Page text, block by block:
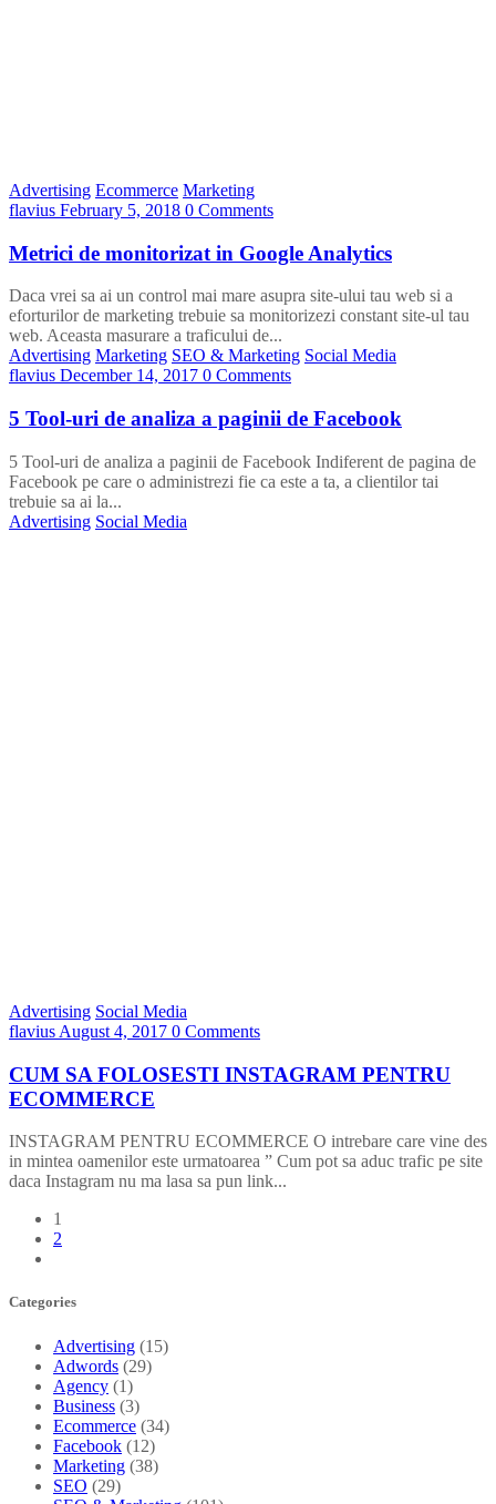
Advertising Ecommerce Marketing
flavius February 5, 2018 0 Comments
Metrici de monitorizat in Google Analytics
Daca vrei sa ai un control mai mare asupra site-ului tau web si a
eforturilor de marketing trebuie sa monitorizezi constant site-ul tau
web. Aceasta masurare a traficului de...
Advertising Marketing SEO & Marketing Social Media
flavius December 14, 2017 0 Comments
5 Tool-uri de analiza a paginii de Facebook
5 Tool-uri de analiza a paginii de Facebook Indiferent de pagina de
Facebook pe care o administrezi fie ca este a ta, a clientilor tai
trebuie sa ai la...
Advertising Social Media
Advertising Social Media
flavius August 4, 2017 0 Comments
CUM SA FOLOSESTI INSTAGRAM PENTRU
ECOMMERCE
INSTAGRAM PENTRU ECOMMERCE O intrebare care vine des
in mintea oamenilor este urmatoarea ” Cum pot sa aduc trafic pe site
daca Instagram nu ma lasa sa pun link...
1
2
Categories
Advertising (15)
Adwords (29)
Agency (1)
Business (3)
Ecommerce (34)
Facebook (12)
Marketing (38)
SEO (29)